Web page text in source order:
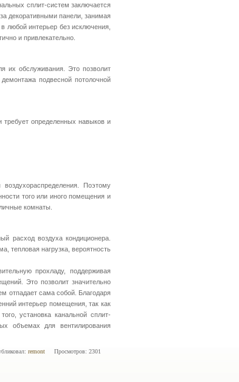
сплит-систем заключается
декоративными панели, занимая
любой интерьер без исключения,
и привлекательно.
их обслуживания. Это позволит
подвесной потолочной
требует определенных навыков и
Поэтому
того или иного помещения и
комнаты.
расход воздуха кондиционера.
тепловая нагрузка, вероятность
прохладу, поддерживая
Это позволит значительно
отпадает сама собой. Благодаря
интерьер помещения, так как
установка канальной сплит-
объемах для вентилирования
remont Просмотров: 2301